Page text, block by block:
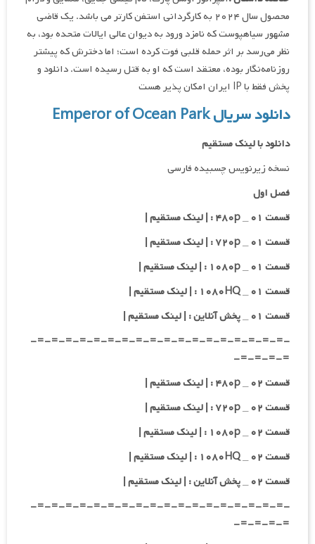
محصول سال ۲۰۲۴ به کارگردانی استفن کارتر می باشد. یک قاضی
مشهور سیاهپوست که نامزد ورود به دیوان عالی ایالات متحده بود، به
نظر می‌رسد بر اثر حمله قلبی فوت کرده است؛ اما دخترش که پیشتر
روزنامه‌نگار بوده، معتقد است که او به قتل رسیده است. دانلود و
پخش فقط با IP ایران امکان پذیر هست
دانلود سریال Emperor of Ocean Park
دانلود با لینک مستقیم
نسخه زیرنویس چسبیده فارسی
فصل اول
قسمت ۰۱ _ ۴۸۰p : | لینک مستقیم |
قسمت ۰۱ _ ۷۲۰p : | لینک مستقیم |
قسمت ۰۱ _ ۱۰۸۰p : | لینک مستقیم |
قسمت ۰۱ _ ۱۰۸۰HQ : | لینک مستقیم |
قسمت ۰۱ _ پخش آنلاین : | لینک مستقیم |
-=-=-=-=-=-=-=-=-=-=-=-=-=-=-=-=-=-=-
=-=-=-=-
قسمت ۰۲ _ ۴۸۰p : | لینک مستقیم |
قسمت ۰۲ _ ۷۲۰p : | لینک مستقیم |
قسمت ۰۲ _ ۱۰۸۰p : | لینک مستقیم |
قسمت ۰۲ _ ۱۰۸۰HQ : | لینک مستقیم |
قسمت ۰۲ _ پخش آنلاین : | لینک مستقیم |
-=-=-=-=-=-=-=-=-=-=-=-=-=-=-=-=-=-=-
=-=-=-=-